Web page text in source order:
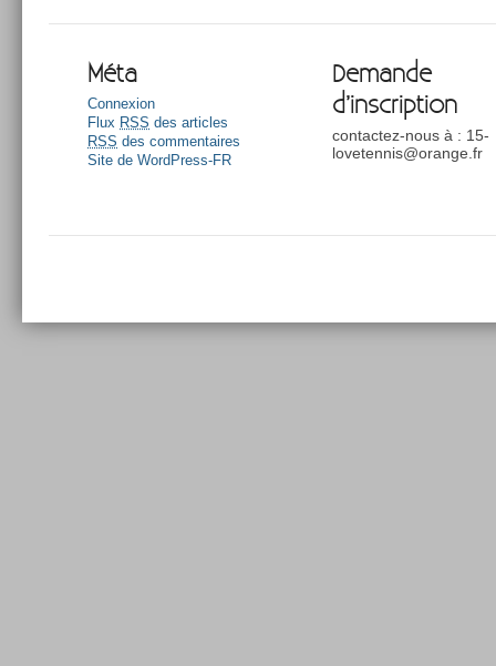
Méta
Connexion
Flux RSS des articles
RSS des commentaires
Site de WordPress-FR
Demande
d’inscription
contactez-nous à : 15-
lovetennis@orange.fr